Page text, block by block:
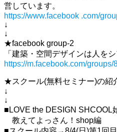
営しています。
https://www.facebook .com/
↓
↓
★facebook group-2
「建築・空間デザインは人を
https://m.facebook.com/
★スクール(無料セミナー)の紹
↓
↓
■LOVE the DESIGN SHCOOL
教えてよっさん！shop編